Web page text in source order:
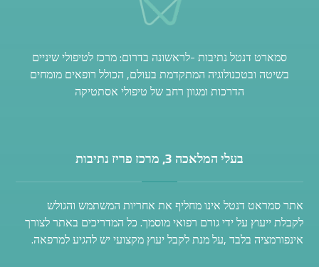
סמארט דנטל נתיבות -לראשונה בדרום: מרכז לטיפולי שיניים
בשיטה ובטכנולוגיה המתקדמת בעולם, הכולל רופאים מומחים
הדרכות ומגוון רחב של טיפולי אסתטיקה
בעלי המלאכה 3, מרכז פריז נתיבות
אתר סמראט דנטל אינו מחליף את אחריות המשתמש והגולש
לקבלת ייעוץ על ידי גורם רפואי מוסמך. כל המדריכים באתר לצורך
אינפורמציה בלבד ,על מנת לקבל יעוץ מקצועי יש להגיע למרפאה.